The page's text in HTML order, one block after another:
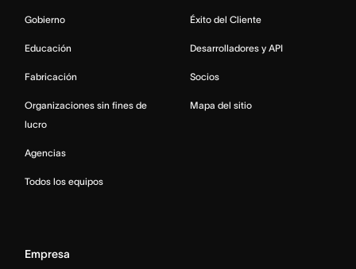
Gobierno
Educación
Fabricación
Organizaciones sin fines de
lucro
Agencias
Todos los equipos
Éxito del Cliente
Desarrolladores y API
Socios
Mapa del sitio
Empresa